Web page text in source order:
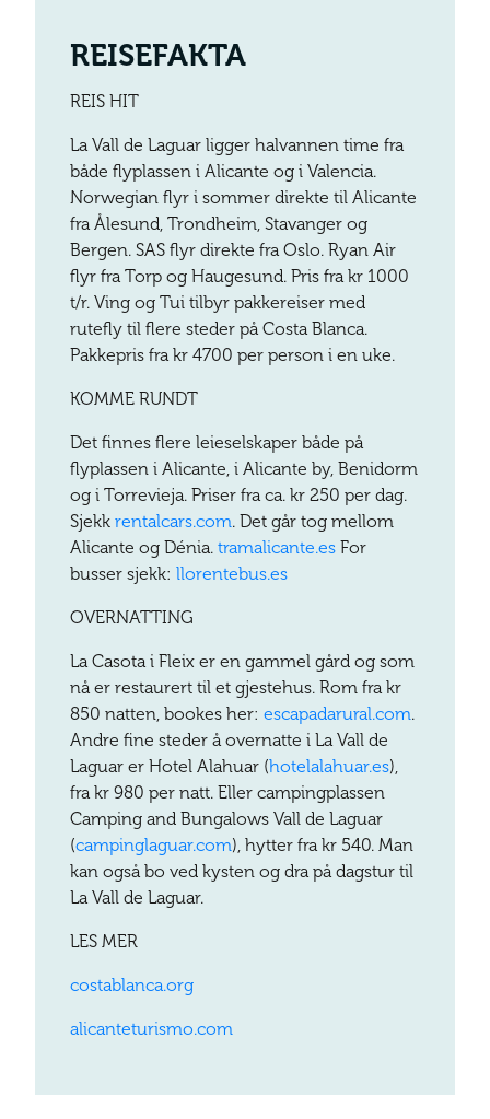
REISEFAKTA
REIS HIT
La Vall de Laguar ligger halvannen time fra
både flyplassen i Alicante og i Valencia.
Norwegian flyr i sommer direkte til Alicante
fra Ålesund, Trondheim, Stavanger og
Bergen. SAS flyr direkte fra Oslo. Ryan Air
flyr fra Torp og Haugesund. Pris fra kr 1000
t/r. Ving og Tui tilbyr pakkereiser med
rutefly til flere steder på Costa Blanca.
Pakkepris fra kr 4700 per person i en uke.
KOMME RUNDT
Det finnes flere leieselskaper både på
flyplassen i Alicante, i Alicante by, Benidorm
og i Torrevieja. Priser fra ca. kr 250 per dag.
Sjekk rentalcars.com. Det går tog mellom
Alicante og Dénia. tramalicante.es For
busser sjekk: llorentebus.es
OVERNATTING
La Casota i Fleix er en gammel gård og som
nå er restaurert til et gjestehus. Rom fra kr
850 natten, bookes her: escapadarural.com.
Andre fine steder å overnatte i La Vall de
Laguar er Hotel Alahuar (hotelalahuar.es),
fra kr 980 per natt. Eller campingplassen
Camping and Bungalows Vall de Laguar
(campinglaguar.com), hytter fra kr 540. Man
kan også bo ved kysten og dra på dagstur til
La Vall de Laguar.
LES MER
costablanca.org
alicanteturismo.com